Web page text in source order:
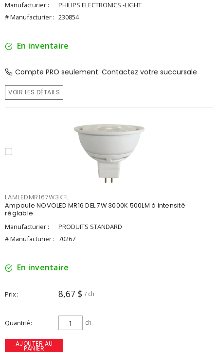
Manufacturier :
PHILIPS ELECTRONICS -LIGHT
# Manufacturier : 230854
En inventaire
Compte PRO seulement. Contactez votre succursale
VOIR LES DÉTAILS
LAMLEDMR167W3KFL
Ampoule NOVOLED MR16 DEL 7W 3000K 500LM à intensité
réglable
Manufacturier :
PRODUITS STANDARD
# Manufacturier : 70267
En inventaire
Prix 8,67 $ / ch
Quantité ch
AJOUTER AU
PANIER